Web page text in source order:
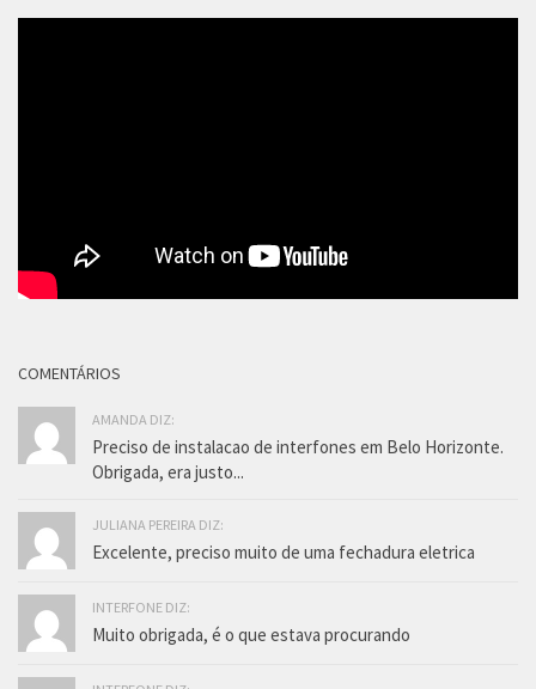
COMENTÁRIOS
AMANDA DIZ:
Preciso de instalacao de interfones em Belo Horizonte.
Obrigada, era justo...
JULIANA PEREIRA DIZ:
Excelente, preciso muito de uma fechadura eletrica
INTERFONE DIZ:
Muito obrigada, é o que estava procurando